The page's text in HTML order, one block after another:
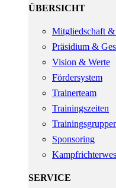
ÜBERSICHT
Mitgliedschaft
Präsidium &
Vision & Werte
Fördersystem
Trainerteam
Trainingszeiten
Sponsoring
SERVICE